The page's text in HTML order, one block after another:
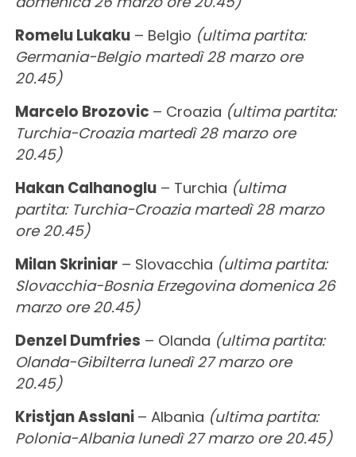
Romelu Lukaku– Belgio (ultima partita:
Germania-Belgio martedì 28 marzo ore
20.45)
Marcelo Brozovic – Croazia (ultima partita:
Turchia-Croazia martedì 28 marzo ore
20.45)
Hakan Calhanoglu– Turchia (ultima
partita: Turchia-Croazia martedì 28 marzo
ore 20.45)
Milan Skriniar– Slovacchia (ultima partita:
Slovacchia-Bosnia Erzegovina domenica 26
marzo ore 20.45)
Denzel Dumfries – Olanda (ultima partita:
Olanda-Gibilterra lunedì 27 marzo ore
20.45)
Kristjan Asslani – Albania (ultima partita:
Polonia-Albania lunedì 27 marzo ore 20.45)